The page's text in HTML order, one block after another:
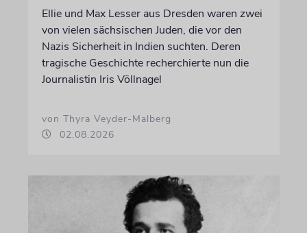
Ellie und Max Lesser aus Dresden waren zwei
von vielen sächsischen Juden, die vor den
Nazis Sicherheit in Indien suchten. Deren
tragische Geschichte recherchierte nun die
Journalistin Iris Völlnagel
von Thyra Veyder-Malberg
02.08.2026